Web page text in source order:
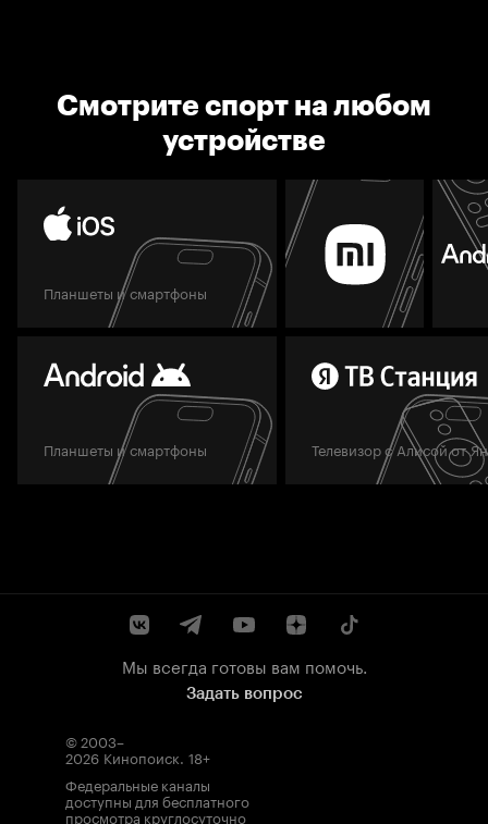
Смотрите спорт на любом
устройстве
Планшеты и смартфоны
Планшеты и смартфоны Телевизор с Алисой от
Мы всегда готовы вам помочь.
Задать вопрос
© 2003–
2026 Кинопоиск. 18+
Федеральные каналы
доступны для бесплатного
просмотра круглосуточно